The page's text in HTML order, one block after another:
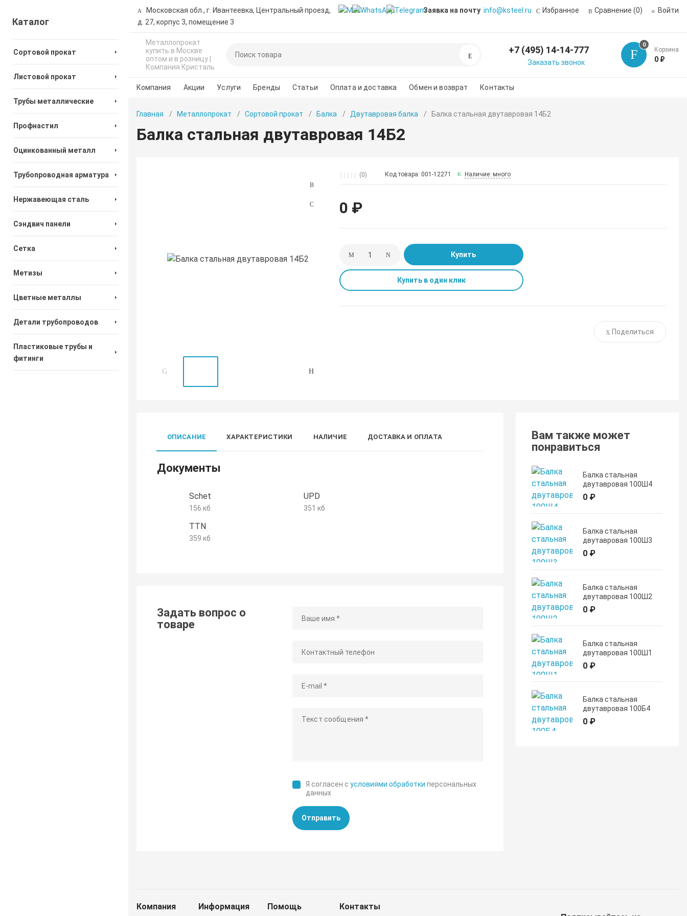
Московская обл., г. Ивантеевка, Центральный проезд,
д. 27, корпус 3, помещение 3
Заявка на почту info@ksteel.ru Избранное Сравнение (0) Войти
Металлопрокат
купить в Москве
оптом и в розницу |
Компания Кристаль
Поиск +7 (495) 14-14-777
Заказать звонок
0
Корзина
0 ₽
Компания Акции Услуги Бренды Статьи Оплата и доставка Обмен и возврат Контакты
Каталог
Сортовой прокат
Листовой прокат
Трубы металлические
Профнастил
Оцинкованный металл
Трубопроводная арматура
Нержавеющая сталь
Сэндвич панели
Сетка
Метизы
Цветные металлы
Детали трубопроводов
Пластиковые трубы и
фитинги
Главная Металлопрокат Сортовой прокат Балка Двутавровая балка Балка стальная двутавровая 14Б2
Балка стальная двутавровая 14Б2
(0) Код товара: 001-12271 Наличие: много
0 ₽
Купить
Купить в один клик
Поделиться
ОПИСАНИЕ ХАРАКТЕРИСТИКИ НАЛИЧИЕ ДОСТАВКА И ОПЛАТА
Документы
Schet
156 кб
UPD
351 кб
TTN
359 кб
Задать вопрос о
товаре
Я согласен сусловиями обработки персональных
данных
Отправить
Вам также может
понравиться
Балка стальная
двутавровая 100Ш4
0 ₽
Балка стальная
двутавровая 100Ш3
0 ₽
Балка стальная
двутавровая 100Ш2
0 ₽
Балка стальная
двутавровая 100Ш1
0 ₽
Балка стальная
двутавровая 100Б4
0 ₽
Компания Информация Помощь
Контакты